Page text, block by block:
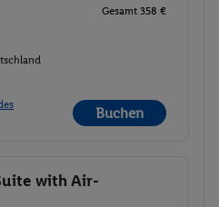
Gesamt 358 €
Buchen
with Air-